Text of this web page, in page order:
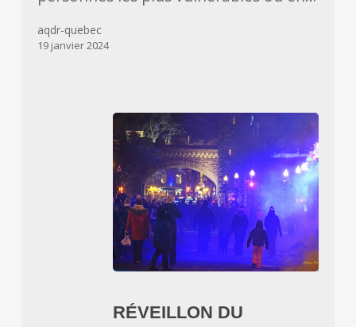
aqdr-quebec
19 janvier 2024
DU
RÉVEILLON DU